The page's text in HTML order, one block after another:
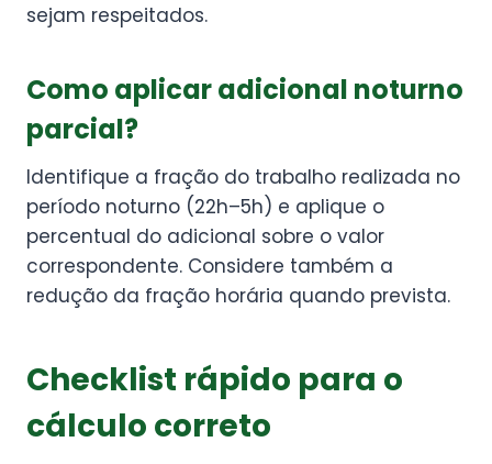
sejam respeitados.
Como aplicar adicional noturno
parcial?
Identifique a fração do trabalho realizada no
período noturno (22h–5h) e aplique o
percentual do adicional sobre o valor
correspondente. Considere também a
redução da fração horária quando prevista.
Checklist rápido para o
cálculo correto